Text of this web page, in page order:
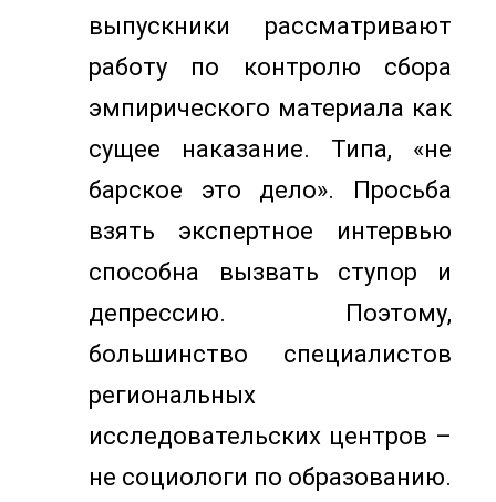
выпускники рассматривают
работу по контролю сбора
эмпирического материала как
сущее наказание. Типа, «не
барское это дело». Просьба
взять экспертное интервью
способна вызвать ступор и
депрессию. Поэтому,
большинство специалистов
региональных
исследовательских центров –
не социологи по образованию.